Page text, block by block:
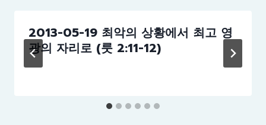
2013-05-19 최악의 상황에서 최고 영
광의 자리로 (룻 2:11-12)